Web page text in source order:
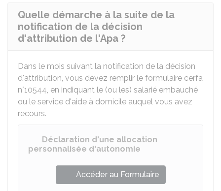
Quelle démarche à la suite de la
notification de la décision
d'attribution de l'Apa ?
Dans le mois suivant la notification de la décision
d'attribution, vous devez remplir le formulaire cerfa
n°10544, en indiquant le (ou les) salarié embauché
ou le service d'aide à domicile auquel vous avez
recours.
Déclaration d'une allocation
personnalisée d'autonomie
Accéder au Formulaire